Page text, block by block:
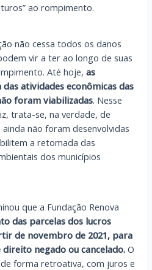
ao rompimento.
não cessa todos os danos
vir a ter ao longo de suas
Até hoje,as
atividades econômicas das
foram viabilizadas. Nesse
trata-se, na verdade, de
ainda não foram desenvolvidas
a retomada das
dos municípios
que a Fundação Renova
das parcelas dos lucros
de novembro de 2021, para
negado ou cancelado. O
forma retroativa, com juros e